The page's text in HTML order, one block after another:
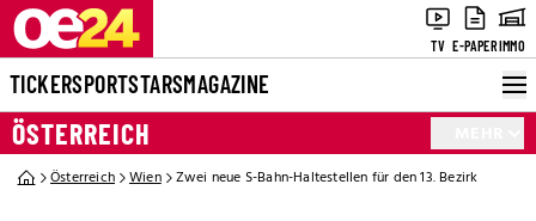
TV E-PAPERIMMO
TICKERSPORTSTARSMAGAZINE
ÖSTERREICH
Österreich Wien Zwei neue S-Bahn-Haltestellen für den 13. Bezirk